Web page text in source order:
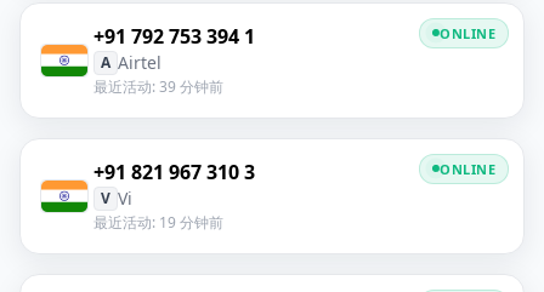
+91 792 753 394 1
A Airtel
最近活动: 39 分钟前
ONLINE
+91 821 967 310 3
V Vi
最近活动: 19 分钟前
ONLINE